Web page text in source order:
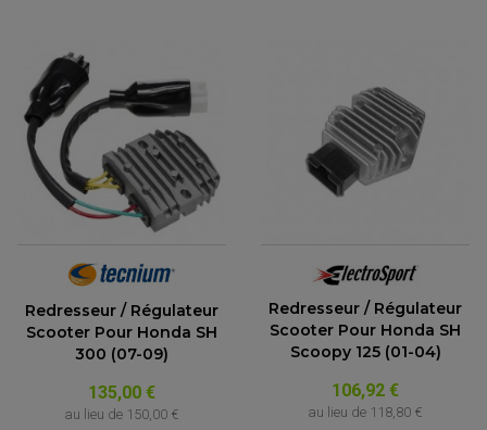
PARTIE CYCLE QUAD
AMORTISSEURS QUAD / SSV
CÂBLE ACCÉLÉRATEUR / EMBRAYAGE / STARTER
KIT RECONDITIONNEMENT TRIANGLE
LEVIER DE FREIN ET D'EMBRAYAGE
Redresseur / Régulateur
Scooter Pour Honda SH
300 (07-09)
135,00 €
au lieu de 150,00 €
Redresseur / Régulateur
Scooter Pour Honda SH
Scoopy 125 (01-04)
106,92 €
au lieu de 118,80 €